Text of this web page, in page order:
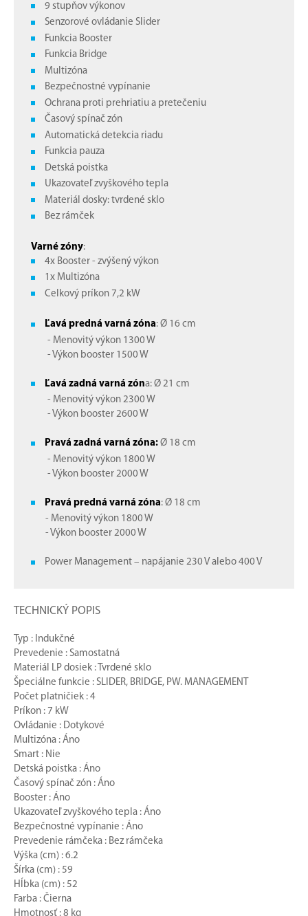
9 stupňov výkonov
Senzorové ovládanie Slider
Funkcia Booster
Funkcia Bridge
Multizóna
Bezpečnostné vypínanie
Ochrana proti prehriatiu a pretečeniu
Časový spínač zón
Automatická detekcia riadu
Funkcia pauza
Detská poistka
Ukazovateľ zvyškového tepla
Materiál dosky: tvrdené sklo
Bez rámček
Varné zóny:
4x Booster - zvýšený výkon
1x Multizóna
Celkový príkon 7,2 kW
Ľavá predná varná zóna: Ø 16 cm
- Menovitý výkon 1300 W
- Výkon booster 1500 W
Ľavá zadná varná zóna: Ø 21 cm
- Menovitý výkon 2300 W
- Výkon booster 2600 W
Pravá zadná varná zóna: Ø 18 cm
- Menovitý výkon 1800 W
- Výkon booster 2000 W
Pravá predná varná zóna: Ø 18 cm
- Menovitý výkon 1800 W
- Výkon booster 2000 W
Power Management – ​​napájanie 230 V alebo 400 V
TECHNICKÝ POPIS
Typ : Indukčné
Prevedenie : Samostatná
Materiál LP dosiek : Tvrdené sklo
Špeciálne funkcie : SLIDER, BRIDGE, PW. MANAGEMENT
Počet platničiek : 4
Príkon : 7 kW
Ovládanie : Dotykové
Multizóna : Áno
Smart : Nie
Detská poistka : Áno
Časový spínač zón : Áno
Booster : Áno
Ukazovateľ zvyškového tepla : Áno
Bezpečnostné vypínanie : Áno
Prevedenie rámčeka : Bez rámčeka
Výška (cm) : 6.2
Šírka (cm) : 59
Hĺbka (cm) : 52
Farba : Čierna
Hmotnosť : 8 kg